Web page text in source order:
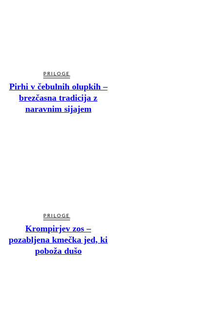
PRILOGE
Pirhi v čebulnih olupkih –
brezčasna tradicija z
naravnim sijajem
PRILOGE
Krompirjev zos –
pozabljena kmečka jed, ki
poboža dušo